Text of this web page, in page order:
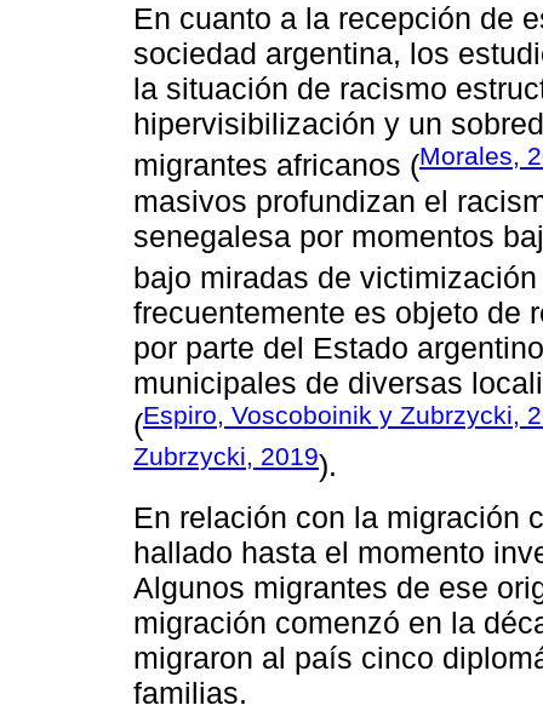
En cuanto a la recepción de
sociedad argentina, los
la situación de racismo
hipervisibilización y un
migrantes africanos (Morales,
masivos profundizan el
senegalesa por momentos
bajo miradas de victimización
frecuentemente es objeto de
por parte del Estado
municipales de diversas
(Espiro, Voscoboinik y Zubrzycki,
Zubrzycki, 2019).
En relación con la migración
hallado hasta el momento
Algunos migrantes de ese
migración comenzó en la
migraron al país cinco
familias.